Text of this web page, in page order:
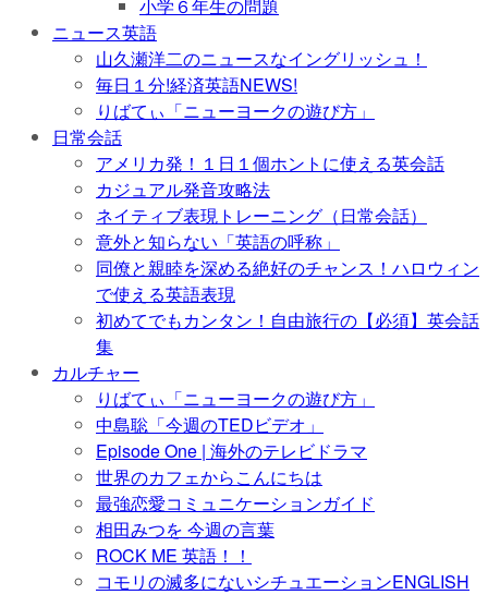
小学６年生の問題
ニュース英語
山久瀬洋二のニュースなイングリッシュ！
毎日１分!経済英語NEWS!
りばてぃ「ニューヨークの遊び方」
日常会話
アメリカ発！１日１個ホントに使える英会話
カジュアル発音攻略法
ネイティブ表現トレーニング（日常会話）
意外と知らない「英語の呼称」
同僚と親睦を深める絶好のチャンス！ハロウィン
で使える英語表現
初めてでもカンタン！自由旅行の【必須】英会話
集
カルチャー
りばてぃ「ニューヨークの遊び方」
中島聡「今週のTEDビデオ」
Episode One | 海外のテレビドラマ
世界のカフェからこんにちは
最強恋愛コミュニケーションガイド
相田みつを 今週の言葉
ROCK ME 英語！！
コモリの滅多にないシチュエーションENGLISH